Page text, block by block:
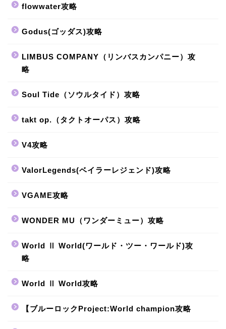
flowwater攻略
Godus(ゴッダス)攻略
LIMBUS COMPANY（リンバスカンパニー）攻
略
Soul Tide（ソウルタイド）攻略
takt op.（タクトオーパス）攻略
V4攻略
ValorLegends(ベイラーレジェンド)攻略
VGAME攻略
WONDER MU（ワンダーミュー）攻略
World Ⅱ World(ワールド・ツー・ワールド)攻
略
World Ⅱ World攻略
【ブルーロックProject:World champion攻略